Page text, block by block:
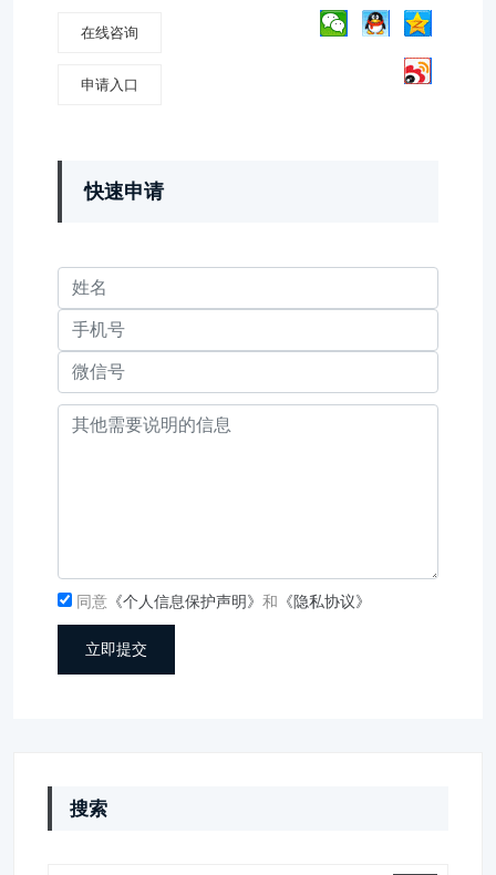
在线咨询
申请入口
快速申请
同意 《个人信息保护声明》 和 《隐私协议》
立即提交
搜索